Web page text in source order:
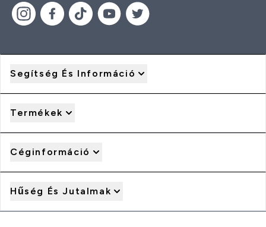
Segítség És Információ
Termékek
Céginformáció
Hűség És Jutalmak